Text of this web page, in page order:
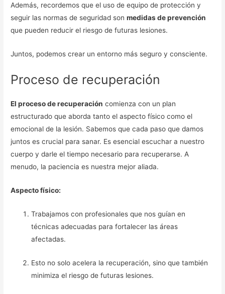
Además, recordemos que el uso de equipo de protección y
seguir las normas de seguridad sonmedidas de prevención
que pueden reducir el riesgo de futuras lesiones.
Juntos, podemos crear un entorno más seguro y consciente.
Proceso de recuperación
El proceso de recuperación comienza con un plan
estructurado que aborda tanto el aspecto físico como el
emocional de la lesión. Sabemos que cada paso que damos
juntos es crucial para sanar. Es esencial escuchar a nuestro
cuerpo y darle el tiempo necesario para recuperarse. A
menudo, la paciencia es nuestra mejor aliada.
Aspecto físico:
Trabajamos con profesionales que nos guían en
técnicas adecuadas para fortalecer las áreas
afectadas.
Esto no solo acelera la recuperación, sino que también
minimiza el riesgo de futuras lesiones.